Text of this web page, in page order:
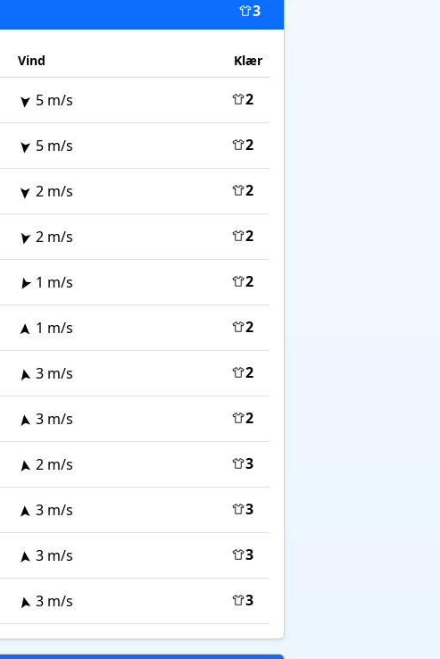
3
Vind Klær
5 m/s 2
5 m/s 2
2 m/s 2
2 m/s 2
1 m/s 2
1 m/s 2
3 m/s 2
3 m/s 2
2 m/s 3
3 m/s 3
3 m/s 3
3 m/s 3